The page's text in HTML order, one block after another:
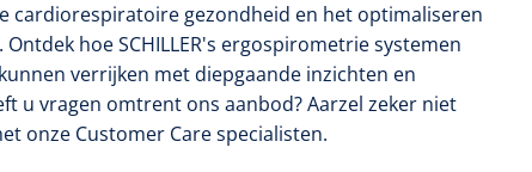
cardiorespiratoire gezondheid en het optimaliseren
hoe SCHILLER's ergospirometrie systemen
verrijken met diepgaande inzichten en
u vragen omtrent ons aanbod? Aarzel zeker niet
onze Customer Care specialisten.